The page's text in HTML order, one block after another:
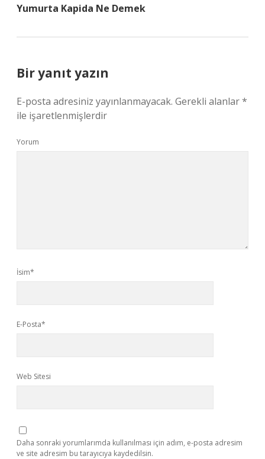
Yumurta Kapida Ne Demek
Bir yanıt yazın
E-posta adresiniz yayınlanmayacak. Gerekli alanlar*
ile işaretlenmişlerdir
Yorum
İsim*
E-Posta*
Web Sitesi
Daha sonraki yorumlarımda kullanılması için adım, e-posta adresim
ve site adresim bu tarayıcıya kaydedilsin.